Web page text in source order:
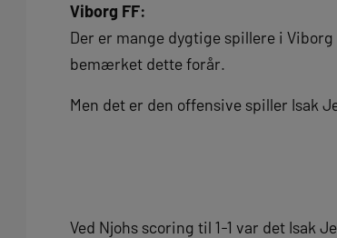
Viborg FF:
Der er mange dygtige spillere i
bemærket dette forår.
Men det er den offensive spiller Isak
Ved Njohs scoring til 1-1 var det Isak